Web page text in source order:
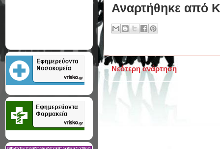
Αναρτήθηκε από
Νεότερη ανάρτηση